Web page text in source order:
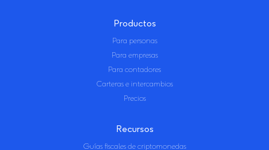
Productos
Para personas
Para empresas
Para contadores
Carteras e intercambios
Precios
Recursos
Guías fiscales de criptomonedas